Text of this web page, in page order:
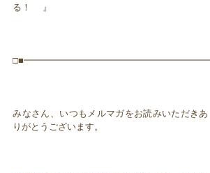
る！ 』
みなさん、いつもメルマガをお読みいただきあ
りがとうございます。